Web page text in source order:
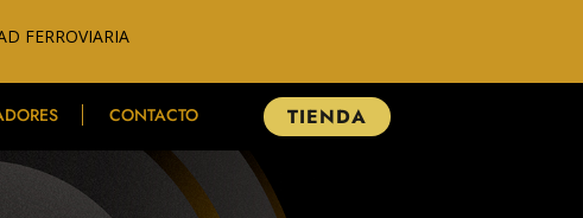
FERROVIARIA
CONTACTO TIENDA